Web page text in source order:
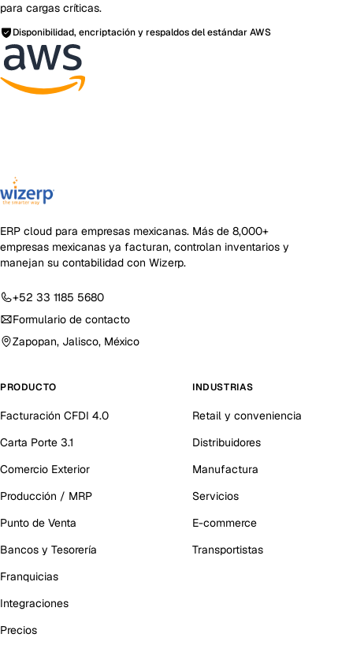
para cargas críticas.
Disponibilidad, encriptación y respaldos del estándar AWS
ERP cloud para empresas mexicanas. Más de 8,000+
empresas mexicanas ya facturan, controlan inventarios y
manejan su contabilidad con Wizerp.
+52 33 1185 5680
Formulario de contacto
Zapopan, Jalisco, México
PRODUCTO
Facturación CFDI 4.0
Carta Porte 3.1
Comercio Exterior
Producción / MRP
Punto de Venta
Bancos y Tesorería
Franquicias
Integraciones
Precios
INDUSTRIAS
Retail y conveniencia
Distribuidores
Manufactura
Servicios
E-commerce
Transportistas